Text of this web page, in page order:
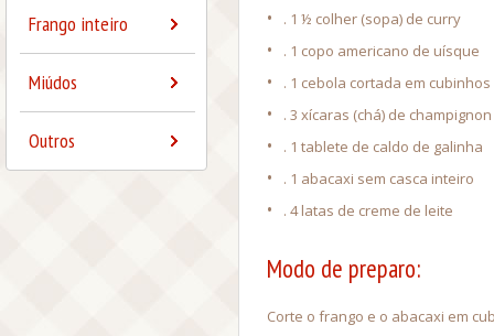
Frango inteiro
Miúdos
Outros
• . 1 ½ colher (sopa) de curry
• . 1 copo americano de uísque
• . 1 cebola cortada em cubinhos
• . 3 xícaras (chá) de champignon
• . 1 tablete de caldo de galinha
• . 1 abacaxi sem casca inteiro
• . 4 latas de creme de leite
Modo de preparo:
Corte o frango e o abacaxi em